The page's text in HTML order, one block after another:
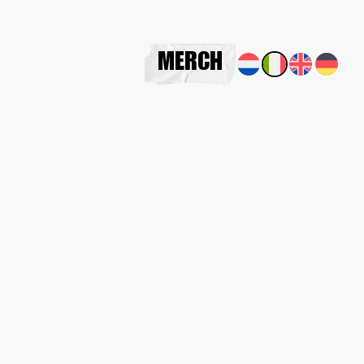
MERCH